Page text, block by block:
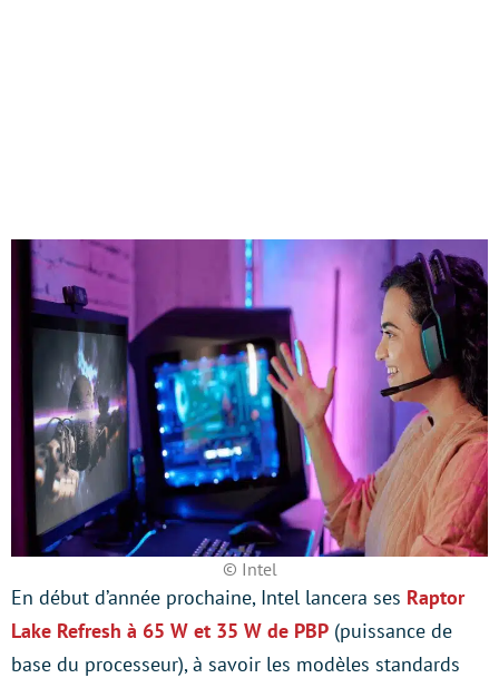
© Intel
En début d’année prochaine, Intel lancera ses Raptor
Lake Refresh à 65 W et 35 W de PBP (puissance de
base du processeur), à savoir les modèles standards